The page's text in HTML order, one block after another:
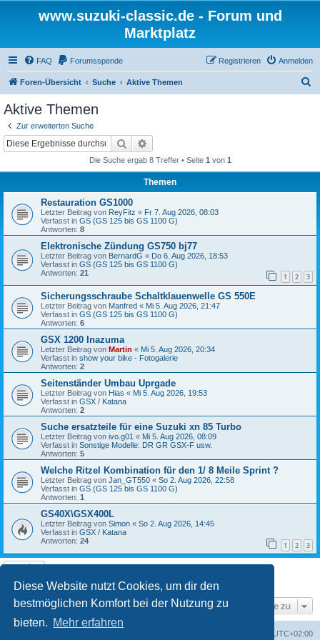
Diese Website nutzt Cookies, um dir den
bestmöglichen Komfort bei der Nutzung zu
bieten. Mehr erfahren
www.suzuki-classic.de - Forum und
Marktplatz
FAQ Forumsspende Anmelden
Registrieren
Foren-Übersicht Suche Aktive Themen
Aktive Themen
Zur erweiterten Suche
Suche
Die Suche ergab 8 Treffer • Seite 1 von 1
Themen
Restauration GS1000
Letzter Beitrag von ReyFitz « Fr 7. Aug 2026, 08:03
Verfasst in GS (GS 125 bis GS 1100 G)
Antworten: 8
Elektronische Zündung GS750 bj77
Letzter Beitrag von BernardG « Do 6. Aug 2026, 18:53
Verfasst in GS (GS 125 bis GS 1100 G)
Antworten: 21 1 2 3
Sicherungsschraube Schaltklauenwelle GS 550E
Letzter Beitrag von Manfred « Mi 5. Aug 2026, 21:47
Verfasst in GS (GS 125 bis GS 1100 G)
Antworten: 6
GSX 1200 Inazuma
Letzter Beitrag von Martin « Mi 5. Aug 2026, 20:34
Verfasst in show your bike - Fotogalerie
Antworten: 2
Seitenständer Umbau Uprgade
Letzter Beitrag von Hias « Mi 5. Aug 2026, 19:53
Verfasst in GSX / Katana
Antworten: 2
Suche ersatzteile für eine Suzuki xn 85 Turbo
Letzter Beitrag von ivo.g01 « Mi 5. Aug 2026, 08:09
Verfasst in Sonstige Modelle: DR GR GSX-F usw.
Antworten: 5
Welche Ritzel Kombination für den 1/ 8 Meile Sprint ?
Letzter Beitrag von Jan_GT550 « So 2. Aug 2026, 22:58
Verfasst in GS (GS 125 bis GS 1100 G)
Antworten: 1
GS40X\GSX400L
Letzter Beitrag von Simon « So 2. Aug 2026, 14:45
Verfasst in GSX / Katana
Antworten: 24 1 2 3
Die Suche ergab 8 Treffer • Seite1von
Gehe zu
UTC+02:00